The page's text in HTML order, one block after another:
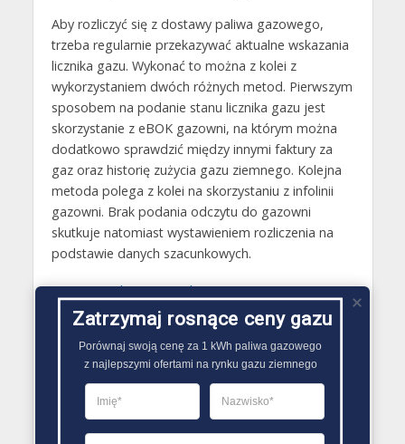
Aby rozliczyć się z dostawy paliwa gazowego,
trzeba regularnie przekazywać aktualne wskazania
licznika gazu. Wykonać to można z kolei z
wykorzystaniem dwóch różnych metod. Pierwszym
sposobem na podanie stanu licznika gazu jest
skorzystanie z eBOK gazowni, na którym można
dodatkowo sprawdzić między innymi faktury za
gaz oraz historię zużycia gazu ziemnego. Kolejna
metoda polega z kolei na skorzystaniu z infolinii
gazowni. Brak podania odczytu do gazowni
skutkuje natomiast wystawieniem rozliczenia na
podstawie danych szacunkowych.
Gazy techniczne Sochocin
Butle gazowe Sochocin
Gaz płynny Sochocin
Dostawcy gazu Sochocin
Zatrzymaj rosnące ceny gazu
Porównaj swoją cenę za 1 kWh paliwa gazowego
z najlepszymi ofertami na rynku gazu ziemnego